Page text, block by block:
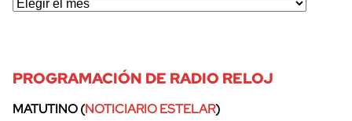
PROGRAMACIÓN DE RADIO RELOJ
MATUTINO (NOTICIARIO ESTELAR)